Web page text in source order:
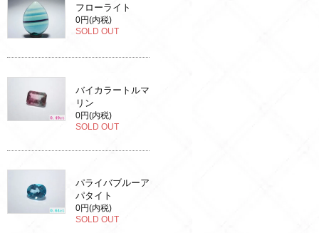
フローライト
0円(内税)
SOLD OUT
バイカラートルマ
リン
0円(内税)
SOLD OUT
パライバブルーア
パタイト
0円(内税)
SOLD OUT